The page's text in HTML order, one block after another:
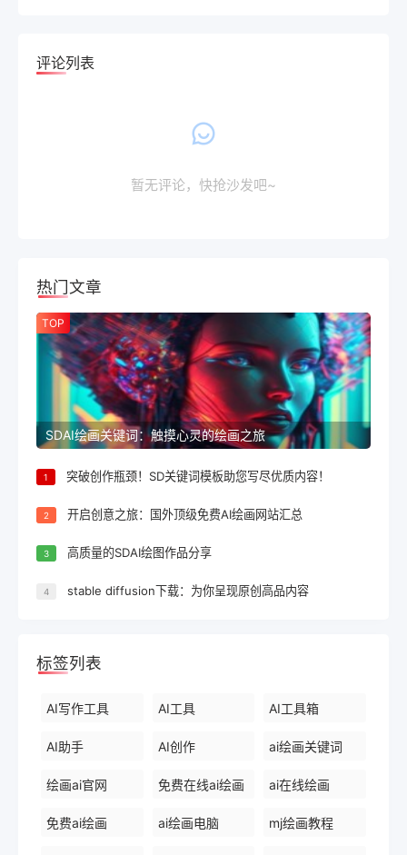
评论列表
暂无评论，快抢沙发吧~
热门文章
TOP
SDAI绘画关键词：触摸心灵的绘画之旅
1 突破创作瓶颈！SD关键词模板助您写尽优质内容！
2 开启创意之旅：国外顶级免费AI绘画网站汇总
3 高质量的SDAI绘图作品分享
4 stable diffusion下载：为你呈现原创高品内容
标签列表
AI写作工具 AI工具 AI工具箱
AI助手 AI创作 ai绘画关键词
绘画ai官网 免费在线ai绘画 ai在线绘画
免费ai绘画 ai绘画电脑 mj绘画教程